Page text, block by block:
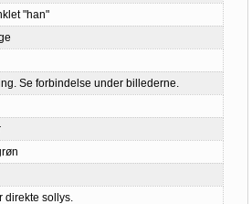
"han"
Se forbindelse under billederne.
direkte sollys.